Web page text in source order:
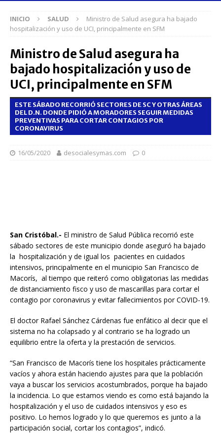
INICIO SALUD
Ministro de Salud asegura ha bajado
hospitalización y uso de UCI, principalmente en SFM
Ministro de Salud asegura ha
bajado hospitalización y uso de
UCI, principalmente en SFM
ESTE SÁBADO RECORRIÓ SECTORES DE SC Y OTRAS ÁREAS
DEL D.N. DONDE PIDIÓ A MORADORES SEGUIR MEDIDAS
PREVENTIVAS PARA CORTAR CONTAGIOS POR
CORONAVIRUS
16/05/2020 desocialesymas.com 0
San Cristóbal.- El ministro de Salud Pública recorrió este
sábado sectores de este municipio donde aseguró ha bajado
la hospitalización y de igual los pacientes en cuidados
intensivos, principalmente en el municipio San Francisco de
Macorís, al tiempo que reiteró como obligatorias las medidas
de distanciamiento fisco y uso de mascarillas para cortar el
contagio por coronavirus y evitar fallecimientos por COVID-19.
El doctor Rafael Sánchez Cárdenas fue enfático al decir que el
sistema no ha colapsado y al contrario se ha logrado un
equilibrio entre la oferta y la prestación de servicios.
“San Francisco de Macorís tiene los hospitales prácticamente
vacíos y ahora están haciendo ajustes para que la población
vaya a buscar los servicios acostumbrados, porque ha bajado
la incidencia. Lo que estamos viendo es como está bajando la
hospitalización y el uso de cuidados intensivos y eso es
positivo. Lo hemos logrado y lo que queremos es junto a la
participación social, cortar los contagios”, indicó.